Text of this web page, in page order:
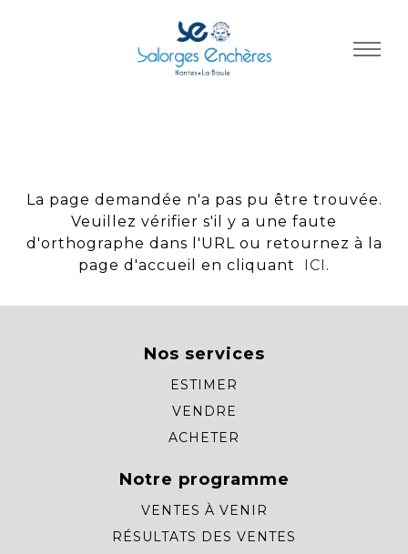
La page demandée n'a pas pu être trouvée.
Veuillez vérifier s'il y a une faute
d'orthographe dans l'URL ou retournez à la
page d'accueil en cliquant
ICI .
Nos services
ESTIMER
VENDRE
ACHETER
Notre programme
VENTES À VENIR
RÉSULTATS DES VENTES